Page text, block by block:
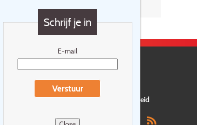
Schrijf je in
E-mail
Verstuur
Privacyverklaring Verzekering Duurzaamheid